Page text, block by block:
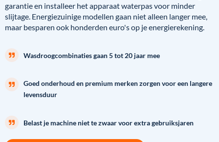
garantie en installeer het apparaat waterpas voor minder
slijtage. Energiezuinige modellen gaan niet alleen langer mee,
maar besparen ook honderden euro's op je energierekening.
Wasdroogcombinaties gaan 5 tot 20 jaar mee
Goed onderhoud en premium merken zorgen voor een langere
levensduur
Belast je machine niet te zwaar voor extra gebruiksjaren